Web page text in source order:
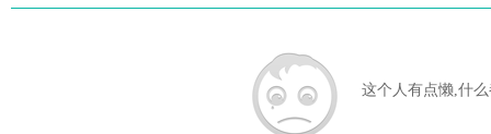
这个人有点懒,什